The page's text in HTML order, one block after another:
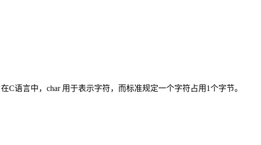
语言中，char 用于表示字符，而标准规定一个字符占用1个字节。